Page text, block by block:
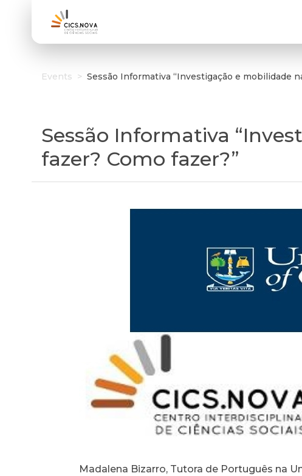
Events > Sessão Informativa “Investigação e mobilidade
Sessão Informativa
fazer? Como fazer?”
Madalena Bizarro, Tutora de Português na